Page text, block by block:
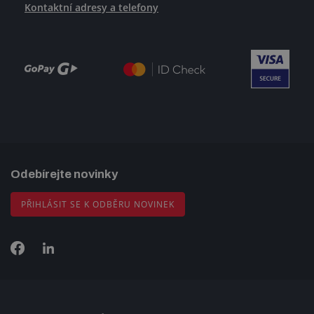
Kontaktní adresy a telefony
Odebírejte novinky
PŘIHLÁSIT SE K ODBĚRU NOVINEK